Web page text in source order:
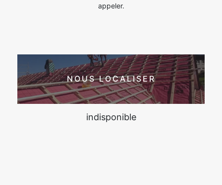
appeler.
NOUS LOCALISER
indisponible